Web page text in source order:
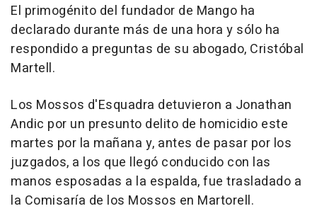
El primogénito del fundador de Mango ha
declarado durante más de una hora y sólo ha
respondido a preguntas de su abogado, Cristóbal
Martell.
Los Mossos d'Esquadra detuvieron a Jonathan
Andic por un presunto delito de homicidio este
martes por la mañana y, antes de pasar por los
juzgados, a los que llegó conducido con las
manos esposadas a la espalda, fue trasladado a
la Comisaría de los Mossos en Martorell.